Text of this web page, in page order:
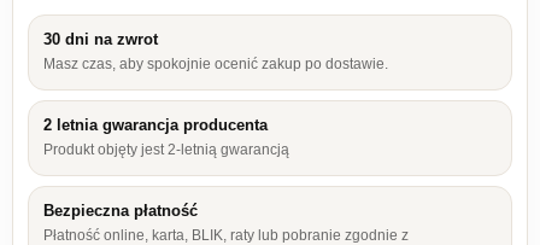
30 dni na zwrot
Masz czas, aby spokojnie ocenić zakup po dostawie.
2 letnia gwarancja producenta
Produkt objęty jest 2-letnią gwarancją
Bezpieczna płatność
Płatność online, karta, BLIK, raty lub pobranie zgodnie z